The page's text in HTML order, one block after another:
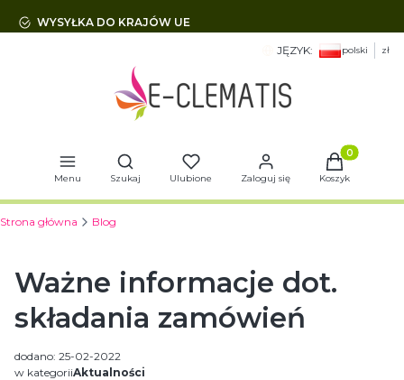
WYSYŁKA DO KRAJÓW UE
JĘZYK: polski zł
Menu
Otwórz wyszukiwarkę
Szukaj Ulubione Zaloguj się
Produkty
Koszyk
Strona główna Blog
Ważne informacje dot.
składania zamówień
dodano: 25-02-2022
w kategoriiAktualności